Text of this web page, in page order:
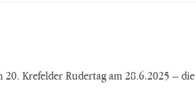
20. Krefelder Rudertag am 28.6.2025 –